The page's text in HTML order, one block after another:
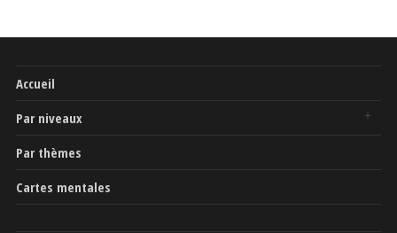
Accueil
Par niveaux
Par thèmes
Cartes mentales